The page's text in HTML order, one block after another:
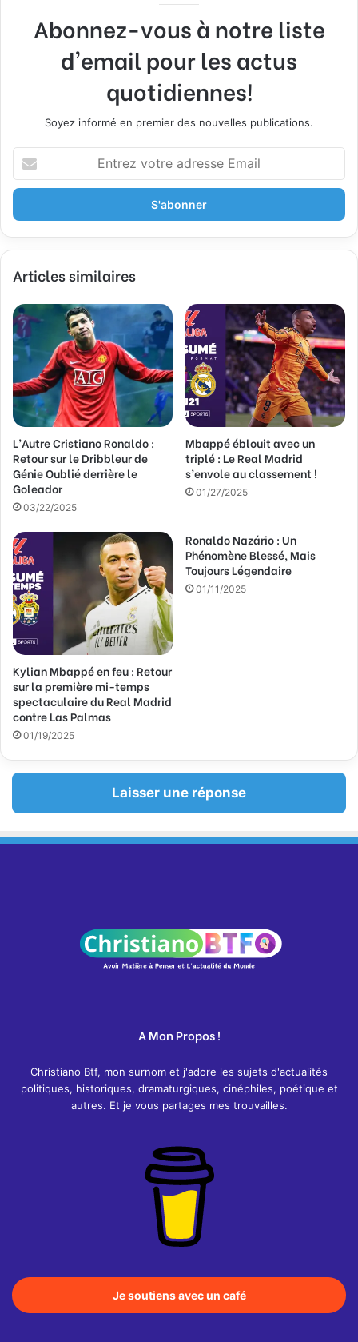
Abonnez-vous à notre liste
d'email pour les actus
quotidiennes!
Soyez informé en premier des nouvelles publications.
t
e
z
o
r
e
a
d
e
s
s
e
E
m
a
i
Articles similaires
L’Autre Cristiano Ronaldo :
Retour sur le Dribbleur de
Génie Oublié derrière le
Goleador
03/22/2025
Mbappé éblouit avec un
triplé : Le Real Madrid
s’envole au classement !
01/27/2025
Kylian Mbappé en feu : Retour
sur la première mi-temps
spectaculaire du Real Madrid
contre Las Palmas
01/19/2025
Ronaldo Nazário : Un
Phénomène Blessé, Mais
Toujours Légendaire
01/11/2025
Laisser une réponse
A Mon Propos !
Christiano Btf, mon surnom et j'adore les sujets d'actualités
politiques, historiques, dramaturgiques, cinéphiles, poétique et
autres. Et je vous partages mes trouvailles.
Je soutiens avec un café